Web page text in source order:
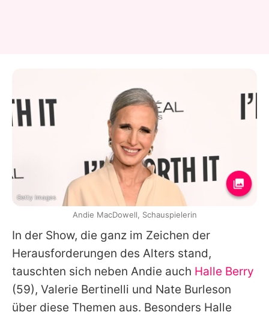
In der Show, die ganz im Zeichen der
Herausforderungen des Alters stand,
tauschten sich neben Andie auch Halle Berry
(59), Valerie Bertinelli und Nate Burleson
über diese Themen aus. Besonders Halle
Getty Images
Andie MacDowell, Schauspielerin